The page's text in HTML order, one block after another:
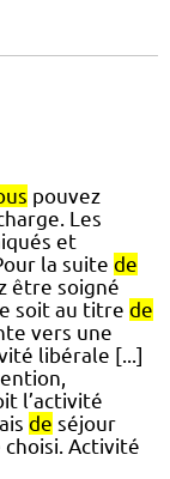
pouvez
Les
et
la suite de
être soigné
soit au titre de
vers une
libérale [...]
l’activité
de séjour
Activité